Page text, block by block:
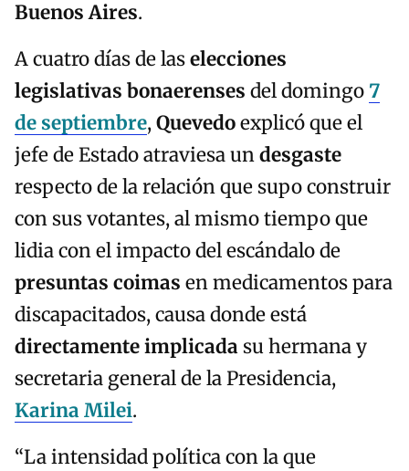
Buenos Aires.
A cuatro días de laselecciones
legislativas bonaerenses del domingo 7
de septiembre,Quevedoexplicó que el
jefe de Estado atraviesa undesgaste
respecto de la relación que supo construir
con sus votantes, al mismo tiempo que
lidia con el impacto del escándalo de
presuntas coimas en medicamentos para
discapacitados, causa donde está
directamente implicada su hermana y
secretaria general de la Presidencia,
Karina Milei.
“La intensidad política con la que